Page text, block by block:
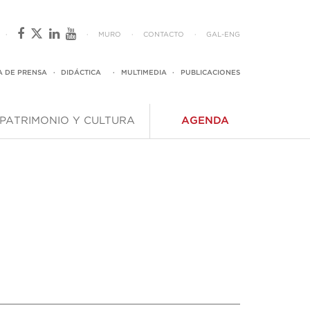
· · MURO · CONTACTO · GAL- ENG
DE PRENSA · DIDÁCTICA · MULTIMEDIA · PUBLICACIONES
PATRIMONIO Y CULTURA AGENDA